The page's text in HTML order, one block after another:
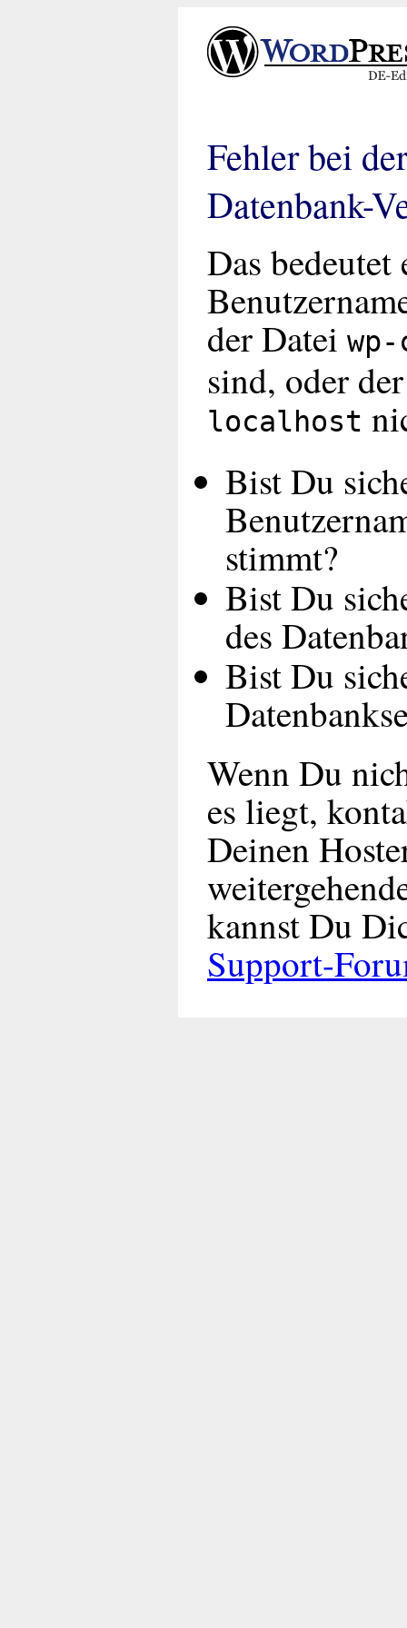
Fehler bei
Datenbank-
Das bedeutet
der Datei
sind, oder
localhost
Bist Du
stimmt?
Bist Du
des
Bist Du
Wenn Du
es liegt,
Deinen
kannst Du
Support-